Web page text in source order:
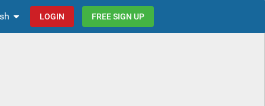
LOGIN FREE SIGN UP